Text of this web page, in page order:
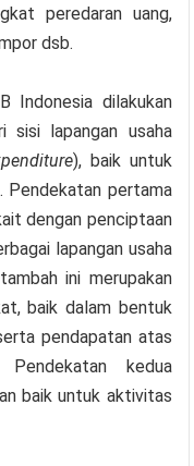
peredaran uang,
dsb.
Indonesia dilakukan
sisi lapangan usaha
), baik untuk
Pendekatan pertama
dengan penciptaan
lapangan usaha
ini merupakan
baik dalam bentuk
pendapatan atas
kedua
baik untuk aktivitas